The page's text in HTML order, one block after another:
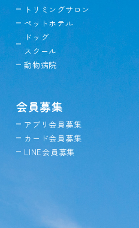
トリミングサロン
ペットホテル
ドッグ
スクール
動物病院
会員募集
アプリ会員募集
カード会員募集
LINE会員募集